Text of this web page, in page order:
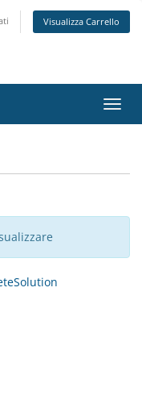
Visualizza Carrello
Attiva